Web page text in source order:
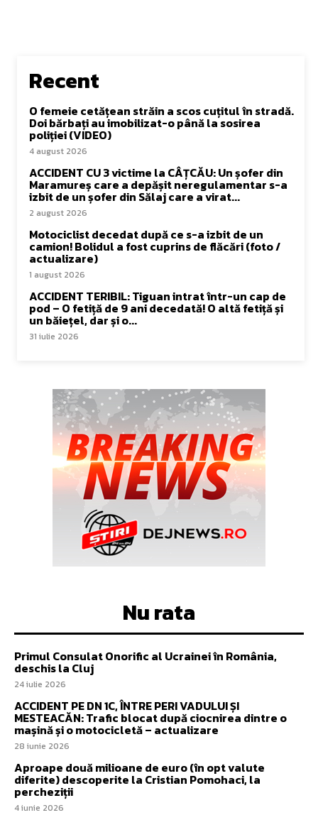
Recent
O femeie cetățean străin a scos cuțitul în stradă.
Doi bărbați au imobilizat-o până la sosirea
poliției (VIDEO)
4 august 2026
ACCIDENT CU 3 victime la CÂȚCĂU: Un șofer din
Maramureș care a depășit neregulamentar s-a
izbit de un șofer din Sălaj care a virat...
2 august 2026
Motociclist decedat după ce s-a izbit de un
camion! Bolidul a fost cuprins de flăcări (foto /
actualizare)
1 august 2026
ACCIDENT TERIBIL: Tiguan intrat într-un cap de
pod – O fetiță de 9 ani decedată! O altă fetiță și
un băiețel, dar și o...
31 iulie 2026
Nu rata
Primul Consulat Onorific al Ucrainei în România,
deschis la Cluj
24 iulie 2026
ACCIDENT PE DN 1C, ÎNTRE PERI VADULUI ȘI
MESTEACĂN: Trafic blocat după ciocnirea dintre o
mașină și o motocicletă – actualizare
28 iunie 2026
Aproape două milioane de euro (în opt valute
diferite) descoperite la Cristian Pomohaci, la
percheziții
4 iunie 2026